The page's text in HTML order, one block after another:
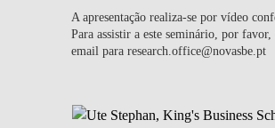
A apresentação realiza-se por vídeo
Para assistir a este seminário, por favor,
email para research.office@novasbe.pt